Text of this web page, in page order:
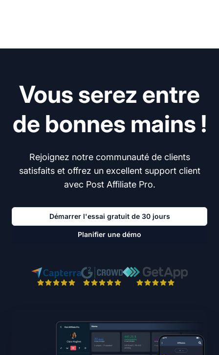
Vous serez entre
de bonnes mains !
Rejoignez notre communauté de clients
satisfaits et offrez un excellent support client
avec Post Affiliate Pro.
Démarrer l'essai gratuit de 30 jours
Planifier une démo